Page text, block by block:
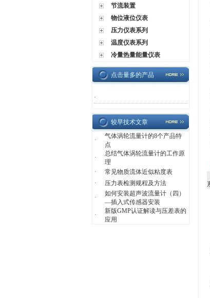
节流装置
物位液位仪表
压力仪表系列
温度仪表系列
冷量热量能量仪表
点击量多的产品
·
较早技术文章
·
气体涡轮流量计的8个产品特
点
·
总结气体涡轮流量计的工作原
理
·
常见物质流体近似粘度表
·
压力表检测规程及方法
·
如何安装超声波流量计（四）
—插入式传感器安装
·
新版GMP认证解读与压差表的
应用